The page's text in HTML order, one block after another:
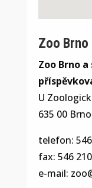
Zoo
Zoo Brno
U
635 00 Brno
telefon:
fax: 546
e-mail: